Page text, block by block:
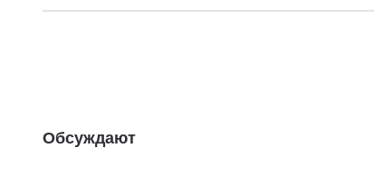
Обсуждают